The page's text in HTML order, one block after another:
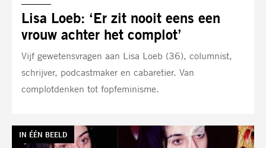
Lisa Loeb: ‘Er zit nooit eens een
vrouw achter het complot’
Vijf gewetensvragen aan Lisa Loeb (36), columnist,
schrijver, podcastmaker en cabaretier. Van
complotdenken tot fopfeminisme.
TAG:
IN ÉÉN BEELD